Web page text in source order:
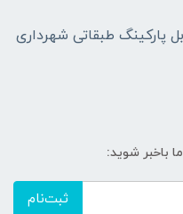
پارکینگ طبقاتی شهرداری
باخبر شوید:
ثبت‌نام